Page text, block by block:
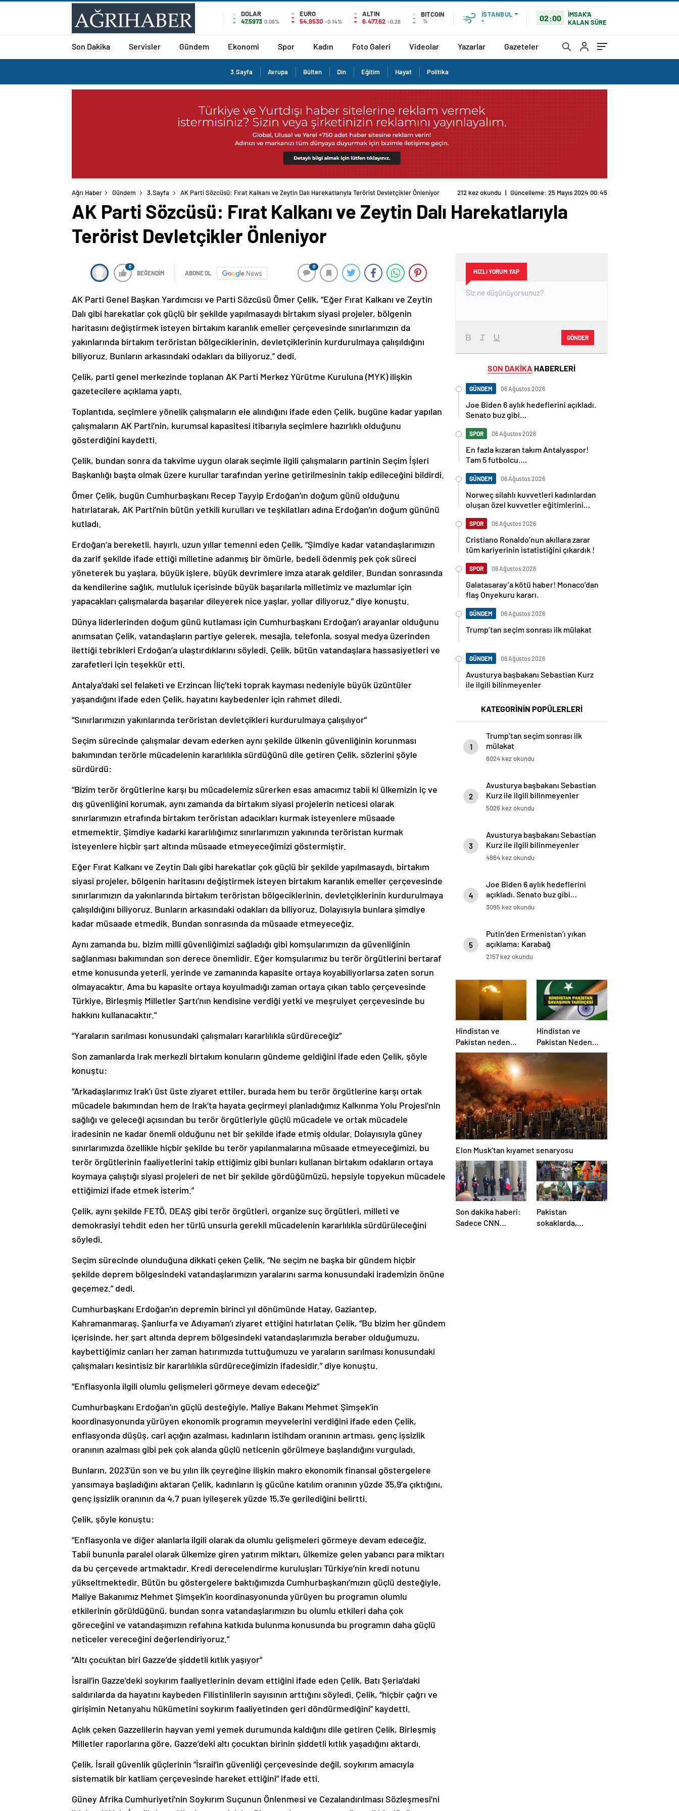
DOLAR
47,5973 0.06%
EURO
54,9530 -0.14%
ALTIN
6.477,62 -0,28
BITCOIN
%
İSTANBUL
°
02:00
İMSAK'A
KALAN SÜRE
Son Dakika Servisler Gündem Ekonomi Spor Kadın Foto Galeri Videolar Yazarlar Gazeteler
3.Sayfa Avrupa Bülten Din Eğitim Hayat Politika
Ağrı Haber Gündem 3.Sayfa AK Parti Sözcüsü: Fırat Kalkanı ve Zeytin Dalı Harekatlarıyla Terörist Devletçikler Önleniyor 212 kez okundu | Güncelleme: 25 Mayıs 2024 00:45
AK Parti Sözcüsü: Fırat Kalkanı ve Zeytin Dalı Harekatlarıyla
Terörist Devletçikler Önleniyor
0
BEĞENDİM ABONE OL News
0
AK Parti Genel Başkan Yardımcısı ve Parti Sözcüsü Ömer Çelik, “Eğer Fırat Kalkanı ve Zeytin
Dalı gibi harekatlar çok güçlü bir şekilde yapılmasaydı birtakım siyasi projeler, bölgenin
haritasını değiştirmek isteyen birtakım karanlık emeller çerçevesinde sınırlarımızın da
yakınlarında birtakım teröristan bölgeciklerinin, devletçiklerinin kurdurulmaya çalışıldığını
biliyoruz. Bunların arkasındaki odakları da biliyoruz.” dedi.
Çelik, parti genel merkezinde toplanan AK Parti Merkez Yürütme Kuruluna (MYK) ilişkin
gazetecilere açıklama yaptı.
Toplantıda, seçimlere yönelik çalışmaların ele alındığını ifade eden Çelik, bugüne kadar yapılan
çalışmaların AK Parti’nin, kurumsal kapasitesi itibarıyla seçimlere hazırlıklı olduğunu
gösterdiğini kaydetti.
Çelik, bundan sonra da takvime uygun olarak seçimle ilgili çalışmaların partinin Seçim İşleri
Başkanlığı başta olmak üzere kurullar tarafından yerine getirilmesinin takip edileceğini bildirdi.
Ömer Çelik, bugün Cumhurbaşkanı Recep Tayyip Erdoğan’ın doğum günü olduğunu
hatırlatarak, AK Parti’nin bütün yetkili kurulları ve teşkilatları adına Erdoğan’ın doğum gününü
kutladı.
Erdoğan’a bereketli, hayırlı, uzun yıllar temenni eden Çelik, “Şimdiye kadar vatandaşlarımızın
da zarif şekilde ifade ettiği milletine adanmış bir ömürle, bedeli ödenmiş pek çok süreci
yöneterek bu yaşlara, büyük işlere, büyük devrimlere imza atarak geldiler. Bundan sonrasında
da kendilerine sağlık, mutluluk içerisinde büyük başarılarla milletimiz ve mazlumlar için
yapacakları çalışmalarda başarılar dileyerek nice yaşlar, yollar diliyoruz.” diye konuştu.
Dünya liderlerinden doğum günü kutlaması için Cumhurbaşkanı Erdoğan’ı arayanlar olduğunu
anımsatan Çelik, vatandaşların partiye gelerek, mesajla, telefonla, sosyal medya üzerinden
ilettiği tebrikleri Erdoğan’a ulaştırdıklarını söyledi. Çelik, bütün vatandaşlara hassasiyetleri ve
zarafetleri için teşekkür etti.
Antalya’daki sel felaketi ve Erzincan İliç’teki toprak kayması nedeniyle büyük üzüntüler
yaşandığını ifade eden Çelik, hayatını kaybedenler için rahmet diledi.
“Sınırlarımızın yakınlarında teröristan devletçikleri kurdurulmaya çalışılıyor”
Seçim sürecinde çalışmalar devam ederken aynı şekilde ülkenin güvenliğinin korunması
bakımından terörle mücadelenin kararlılıkla sürdüğünü dile getiren Çelik, sözlerini şöyle
sürdürdü:
“Bizim terör örgütlerine karşı bu mücadelemiz sürerken esas amacımız tabii ki ülkemizin iç ve
dış güvenliğini korumak, aynı zamanda da birtakım siyasi projelerin neticesi olarak
sınırlarımızın etrafında birtakım teröristan adacıkları kurmak isteyenlere müsaade
etmemektir. Şimdiye kadarki kararlılığımız sınırlarımızın yakınında teröristan kurmak
isteyenlere hiçbir şart altında müsaade etmeyeceğimizi göstermiştir.
Eğer Fırat Kalkanı ve Zeytin Dalı gibi harekatlar çok güçlü bir şekilde yapılmasaydı, birtakım
siyasi projeler, bölgenin haritasını değiştirmek isteyen birtakım karanlık emeller çerçevesinde
sınırlarımızın da yakınlarında birtakım teröristan bölgeciklerinin, devletçiklerinin kurdurulmaya
çalışıldığını biliyoruz. Bunların arkasındaki odakları da biliyoruz. Dolayısıyla bunlara şimdiye
kadar müsaade etmedik. Bundan sonrasında da müsaade etmeyeceğiz.
Aynı zamanda bu, bizim milli güvenliğimizi sağladığı gibi komşularımızın da güvenliğinin
sağlanması bakımından son derece önemlidir. Eğer komşularımız bu terör örgütlerini bertaraf
etme konusunda yeterli, yerinde ve zamanında kapasite ortaya koyabiliyorlarsa zaten sorun
olmayacaktır. Ama bu kapasite ortaya koyulmadığı zaman ortaya çıkan tablo çerçevesinde
Türkiye, Birleşmiş Milletler Şartı’nın kendisine verdiği yetki ve meşruiyet çerçevesinde bu
hakkını kullanacaktır.”
“Yaraların sarılması konusundaki çalışmaları kararlılıkla sürdüreceğiz”
Son zamanlarda Irak merkezli birtakım konuların gündeme geldiğini ifade eden Çelik, şöyle
konuştu:
“Arkadaşlarımız Irak’ı üst üste ziyaret ettiler, burada hem bu terör örgütlerine karşı ortak
mücadele bakımından hem de Irak’ta hayata geçirmeyi planladığımız Kalkınma Yolu Projesi’nin
sağlığı ve geleceği açısından bu terör örgütleriyle güçlü mücadele ve ortak mücadele
iradesinin ne kadar önemli olduğunu net bir şekilde ifade etmiş oldular. Dolayısıyla güney
sınırlarımızda özellikle hiçbir şekilde bu terör yapılanmalarına müsaade etmeyeceğimizi, bu
terör örgütlerinin faaliyetlerini takip ettiğimiz gibi bunları kullanan birtakım odakların ortaya
koymaya çalıştığı siyasi projeleri de net bir şekilde gördüğümüzü, hepsiyle topyekun mücadele
ettiğimizi ifade etmek isterim.”
Çelik, aynı şekilde FETÖ, DEAŞ gibi terör örgütleri, organize suç örgütleri, milleti ve
demokrasiyi tehdit eden her türlü unsurla gerekli mücadelenin kararlılıkla sürdürüleceğini
söyledi.
Seçim sürecinde olunduğuna dikkati çeken Çelik, “Ne seçim ne başka bir gündem hiçbir
şekilde deprem bölgesindeki vatandaşlarımızın yaralarını sarma konusundaki irademizin önüne
geçemez.” dedi.
Cumhurbaşkanı Erdoğan’ın depremin birinci yıl dönümünde Hatay, Gaziantep,
Kahramanmaraş, Şanlıurfa ve Adıyaman’ı ziyaret ettiğini hatırlatan Çelik, “Bu bizim her gündem
içerisinde, her şart altında deprem bölgesindeki vatandaşlarımızla beraber olduğumuzu,
kaybettiğimiz canları her zaman hatırımızda tuttuğumuzu ve yaraların sarılması konusundaki
çalışmaları kesintisiz bir kararlılıkla sürdüreceğimizin ifadesidir.” diye konuştu.
“Enflasyonla ilgili olumlu gelişmeleri görmeye devam edeceğiz”
Cumhurbaşkanı Erdoğan’ın güçlü desteğiyle, Maliye Bakanı Mehmet Şimşek’in
koordinasyonunda yürüyen ekonomik programın meyvelerini verdiğini ifade eden Çelik,
enflasyonda düşüş, cari açığın azalması, kadınların istihdam oranının artması, genç işsizlik
oranının azalması gibi pek çok alanda güçlü neticenin görülmeye başlandığını vurguladı.
Bunların, 2023’ün son ve bu yılın ilk çeyreğine ilişkin makro ekonomik finansal göstergelere
yansımaya başladığını aktaran Çelik, kadınların iş gücüne katılım oranının yüzde 35,9’a çıktığını,
genç işsizlik oranının da 4,7 puan iyileşerek yüzde 15,3’e gerilediğini belirtti.
Çelik, şöyle konuştu:
“Enflasyonla ve diğer alanlarla ilgili olarak da olumlu gelişmeleri görmeye devam edeceğiz.
Tabii bununla paralel olarak ülkemize giren yatırım miktarı, ülkemize gelen yabancı para miktarı
da bu çerçevede artmaktadır. Kredi derecelendirme kuruluşları Türkiye’nin kredi notunu
yükseltmektedir. Bütün bu göstergelere baktığımızda Cumhurbaşkanı’mızın güçlü desteğiyle,
Maliye Bakanımız Mehmet Şimşek’in koordinasyonunda yürüyen bu programın olumlu
etkilerinin görüldüğünü, bundan sonra vatandaşlarımızın bu olumlu etkileri daha çok
göreceğini ve vatandaşımızın refahına katkıda bulunma konusunda bu programın daha güçlü
neticeler vereceğini değerlendiriyoruz.”
“Altı çocuktan biri Gazze’de şiddetli kıtlık yaşıyor”
İsrail’in Gazze’deki soykırım faaliyetlerinin devam ettiğini ifade eden Çelik, Batı Şeria’daki
saldırılarda da hayatını kaybeden Filistinlilerin sayısının arttığını söyledi. Çelik, “hiçbir çağrı ve
girişimin Netanyahu hükümetini soykırım faaliyetinden geri döndürmediğini” kaydetti.
Açlık çeken Gazzelilerin hayvan yemi yemek durumunda kaldığını dile getiren Çelik, Birleşmiş
Milletler raporlarına göre, Gazze’deki altı çocuktan birinin şiddetli kıtlık yaşadığını aktardı.
Çelik, İsrail güvenlik güçlerinin “İsrail’in güvenliği çerçevesinde değil, soykırım amacıyla
sistematik bir katliam çerçevesinde hareket ettiğini” ifade etti.
Güney Afrika Cumhuriyeti’nin Soykırım Suçunun Önlenmesi ve Cezalandırılması Sözleşmesi’ni
HIZLI YORUM YAP
GÖNDER
SON DAKİKA HABERLERİ
GÜNDEM 06 Ağustos 2026
Joe Biden 6 aylık hedeflerini açıkladı.
Senato buz gibi…
SPOR 06 Ağustos 2026
En fazla kızaran takım Antalyaspor!
Tam 5 futbolcu….
GÜNDEM 06 Ağustos 2026
Norweç silahlı kuvvetleri kadınlardan
oluşan özel kuvvetler eğitimlerini
SPOR 06 Ağustos 2026
Cristiano Ronaldo’nun akıllara zarar
tüm kariyerinin istatistiğini çıkardık !
SPOR 06 Ağustos 2026
Galatasaray’a kötü haber! Monaco’dan
flaş Onyekuru kararı.
GÜNDEM 06 Ağustos 2026
Trump’tan seçim sonrası ilk mülakat
GÜNDEM 06 Ağustos 2026
Avusturya başbakanı Sebastian Kurz
ile ilgili bilinmeyenler
KATEGORİNİN POPÜLERLERİ
1
Trump’tan seçim sonrası ilk
mülakat
8024 kez okundu
2
Avusturya başbakanı Sebastian
Kurz ile ilgili bilinmeyenler
5026 kez okundu
3
Avusturya başbakanı Sebastian
Kurz ile ilgili bilinmeyenler
4964 kez okundu
4
Joe Biden 6 aylık hedeflerini
açıkladı. Senato buz gibi…
3095 kez okundu
5
Putin’den Ermenistan’ı yıkan
açıklama: Karabağ
Azerbaycan’ın ayrılmaz bir
2157 kez okundu
Hindistan ve
Pakistan neden
savaşıyor?
Hindistan ve
Pakistan Neden
Savaşıyor? Keşmir
Neden Savaş
Başladı? İşte
Hindistan Pakistan
Savaşının Tarihçesi!
Elon Musk’tan kıyamet senaryosu
Son dakika haberi:
Sadece CNN
Pakistan
sokaklarda,